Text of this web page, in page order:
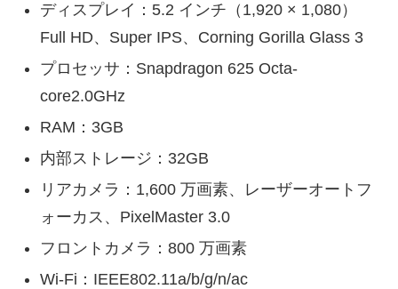
ディスプレイ：5.2 インチ（1,920 × 1,080）
Full HD、Super IPS、Corning Gorilla Glass 3
プロセッサ：Snapdragon 625 Octa-
core2.0GHz
RAM：3GB
内部ストレージ：32GB
リアカメラ：1,600 万画素、レーザーオートフ
ォーカス、PixelMaster 3.0
フロントカメラ：800 万画素
Wi-Fi：IEEE802.11a/b/g/n/ac